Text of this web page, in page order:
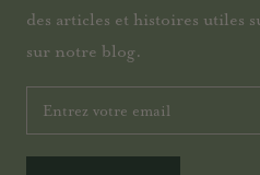
des articles et histoires utiles
sur notre blog.